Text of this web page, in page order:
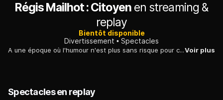
Régis Mailhot : Citoyenen streaming &
replay
Bientôt disponible
Divertissement
Spectacles
A une époque où l'humour n'est plus sans risque pour celui qui s'y adonne, où certains veulent expliquer aux autres comment vivre et que penser, Régis Mailhot veut rester un homme libre.Voir plus
Spectacles en replay